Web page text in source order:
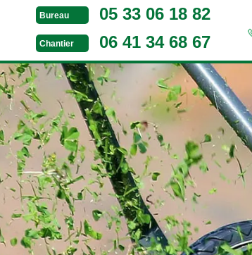
Bureau 05 33 06 18 82
Chantier 06 41 34 68 67